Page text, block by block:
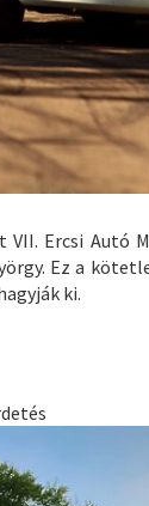
Ercsi Autó
Ez a
ki.